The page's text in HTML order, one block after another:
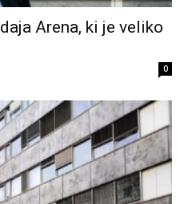
Arena, ki je veliko
0